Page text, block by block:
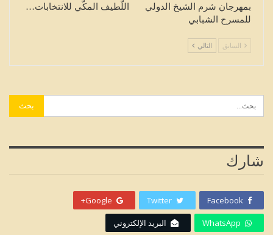
بمهرجان شرم الشيخ الدولي
للمسرح الشبابي
اللّطيف المكّي للانتخابات…
السابق التالي
شارك
Facebook
Twitter
Google+
WhatsApp البريد الإلكتروني